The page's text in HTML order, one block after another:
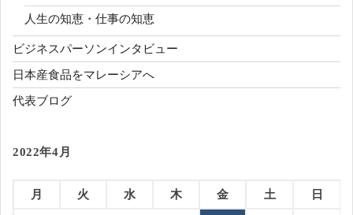
人生の知恵・仕事の知恵
ビジネスパーソンインタビュー
日本産食品をマレーシアへ
代表ブログ
2022年4月
月 火 水 木 金 土 日